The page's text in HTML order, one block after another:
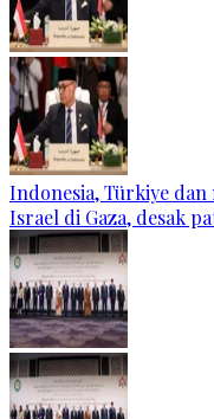
Indonesia, Türkiye dan
Israel di Gaza, desak